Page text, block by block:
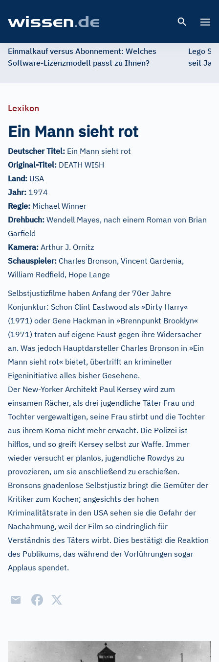
Einmalkauf versus Abonnement: Welches
Software-Lizenzmodell passt zu Ihnen?
Lego
seit
Lexikon
Ein Mann sieht rot
Deutscher Titel: Ein Mann sieht rot
Original-Titel: DEATH WISH
Land: USA
Jahr: 1974
Regie: Michael Winner
Drehbuch: Wendell Mayes, nach einem Roman von Brian
Garfield
Kamera: Arthur J. Ornitz
Schauspieler: Charles Bronson, Vincent Gardenia,
William Redfield, Hope Lange
Selbstjustizfilme haben Anfang der 70er Jahre
Konjunktur: Schon Clint Eastwood als »Dirty Harry«
(1971) oder Gene Hackman in »Brennpunkt Brooklyn«
(1971) traten auf eigene Faust gegen ihre Widersacher
an. Was jedoch Hauptdarsteller Charles Bronson in »Ein
Mann sieht rot« bietet, übertrifft an krimineller
Eigeninitiative alles bisher Gesehene.
Der New-Yorker Architekt Paul Kersey wird zum
einsamen Rächer, als drei jugendliche Täter Frau und
Tochter vergewaltigen, seine Frau stirbt und die Tochter
aus ihrem Koma nicht mehr erwacht. Die Polizei ist
hilflos, und so greift Kersey selbst zur Waffe. Immer
wieder versucht er planlos, jugendliche Rowdys zu
provozieren, um sie anschließend zu erschießen.
Bronsons gnadenlose Selbstjustiz bringt die Gemüter der
Kritiker zum Kochen; angesichts der hohen
Kriminalitätsrate in den USA sehen sie die Gefahr der
Nachahmung, weil der Film so eindringlich für
Verständnis des Täters wirbt. Dies bestätigt die Reaktion
des Publikums, das während der Vorführungen sogar
Applaus spendet.